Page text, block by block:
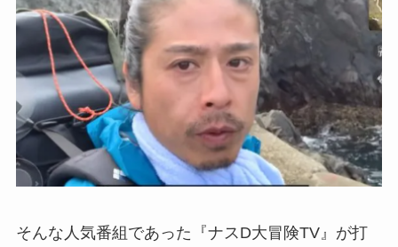
そんな人気番組であった『ナスD大冒険TV』が打